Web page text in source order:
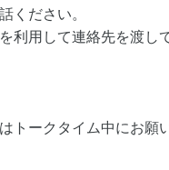
ください。
利用して連絡先を渡し
ークタイム中にお願